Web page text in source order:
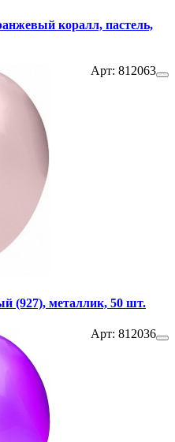
коралл, пастель,
Арт: 812063
(927), металлик, 50 шт.
Арт: 812036